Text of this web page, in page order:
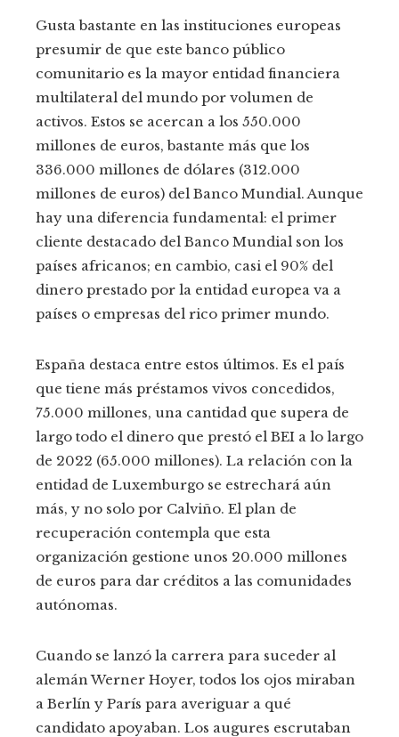
Gusta bastante en las instituciones europeas
presumir de que este banco público
comunitario es la mayor entidad financiera
multilateral del mundo por volumen de
activos. Estos se acercan a los 550.000
millones de euros, bastante más que los
336.000 millones de dólares (312.000
millones de euros) del Banco Mundial. Aunque
hay una diferencia fundamental: el primer
cliente destacado del Banco Mundial son los
países africanos; en cambio, casi el 90% del
dinero prestado por la entidad europea va a
países o empresas del rico primer mundo.
España destaca entre estos últimos. Es el país
que tiene más préstamos vivos concedidos,
75.000 millones, una cantidad que supera de
largo todo el dinero que prestó el BEI a lo largo
de 2022 (65.000 millones). La relación con la
entidad de Luxemburgo se estrechará aún
más, y no solo por Calviño. El plan de
recuperación contempla que esta
organización gestione unos 20.000 millones
de euros para dar créditos a las comunidades
autónomas.
Cuando se lanzó la carrera para suceder al
alemán Werner Hoyer, todos los ojos miraban
a Berlín y París para averiguar a qué
candidato apoyaban. Los augures escrutaban